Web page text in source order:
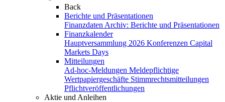
Back
Berichte und Präsentationen
Finanzdaten Archiv: Berichte und Präsentationen
Finanzkalender
Hauptversammlung 2026 Konferenzen Capital
Markets Days
Mitteilungen
Ad-hoc-Meldungen Meldepflichtige
Wertpapiergeschäfte Stimmrechtsmitteilungen
Pflichtveröffentlichungen
Aktie und Anleihen